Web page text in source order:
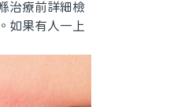
治療前詳細檢
如果有人一上